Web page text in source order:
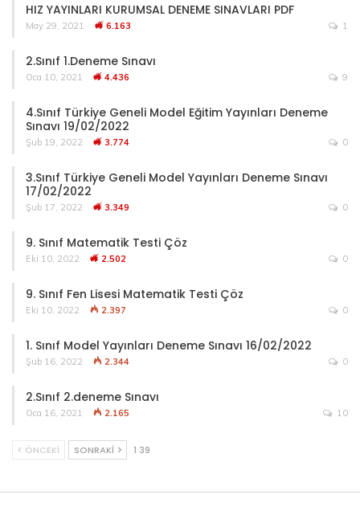
HIZ YAYINLARI KURUMSAL DENEME SINAVLARI PDF
May 29, 2021 6.163 1
2.Sınıf 1.Deneme Sınavı
Oca 10, 2021 4.436 9
4.Sınıf Türkiye Geneli Model Eğitim Yayınları Deneme
Sınavı 19/02/2022
Şub 19, 2022 3.774 0
3.Sınıf Türkiye Geneli Model Yayınları Deneme Sınavı
17/02/2022
Şub 17, 2022 3.349 0
9. Sınıf Matematik Testi Çöz
Eki 10, 2022 2.502 0
9. Sınıf Fen Lisesi Matematik Testi Çöz
Eki 10, 2022 2.397 0
1. Sınıf Model Yayınları Deneme Sınavı 16/02/2022
Şub 16, 2022 2.344 0
2.Sınıf 2.deneme Sınavı
Oca 16, 2021 2.165 10
ÖNCEKI SONRAKI 1 39